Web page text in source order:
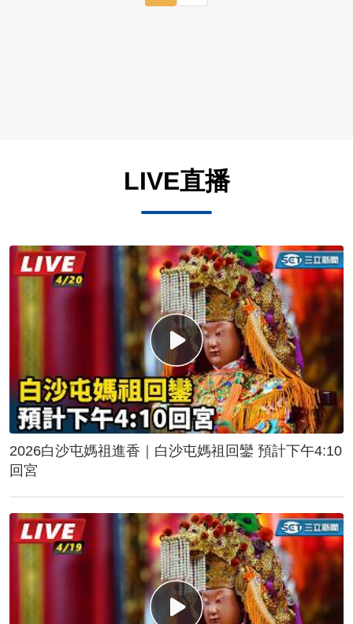
LIVE直播
2026白沙屯媽祖進香｜白沙屯媽祖回鑾 預計下午4:10
回宮